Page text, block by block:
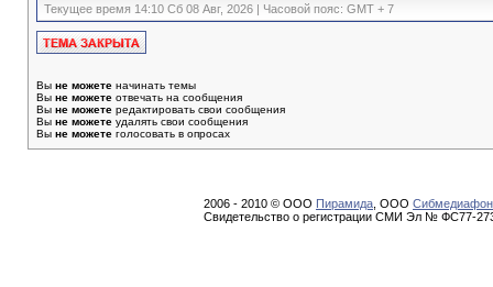
Текущее время 14:10 Сб 08 Авг, 2026 | Часовой пояс: GMT + 7
Вы не можете начинать темы
Вы не можете отвечать на сообщения
Вы не можете редактировать свои сообщения
Вы не можете удалять свои сообщения
Вы не можете голосовать в опросах
2006 - 2010 © ООО Пирамида , ООО Сибмедиафон
Свидетельство о регистрации СМИ Эл № ФС77-